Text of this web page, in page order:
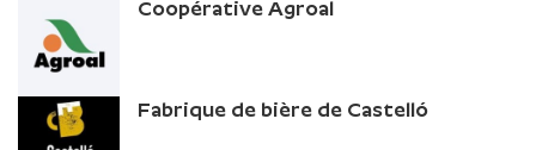
Coopérative Agroal
Fabrique de bière de Castelló